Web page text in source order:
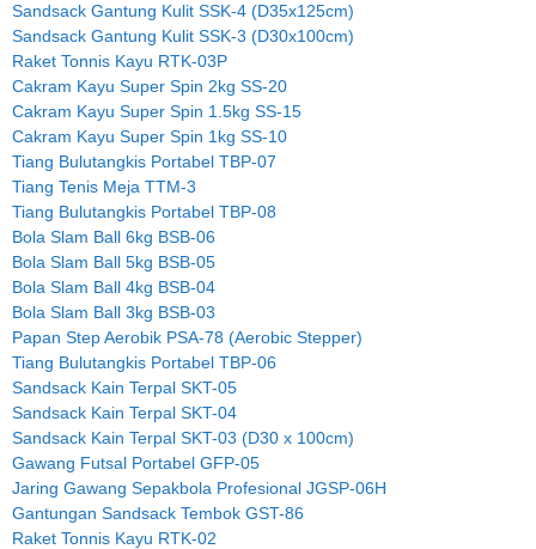
Sandsack Gantung Kulit SSK-4 (D35x125cm)
Sandsack Gantung Kulit SSK-3 (D30x100cm)
Raket Tonnis Kayu RTK-03P
Cakram Kayu Super Spin 2kg SS-20
Cakram Kayu Super Spin 1.5kg SS-15
Cakram Kayu Super Spin 1kg SS-10
Tiang Bulutangkis Portabel TBP-07
Tiang Tenis Meja TTM-3
Tiang Bulutangkis Portabel TBP-08
Bola Slam Ball 6kg BSB-06
Bola Slam Ball 5kg BSB-05
Bola Slam Ball 4kg BSB-04
Bola Slam Ball 3kg BSB-03
Papan Step Aerobik PSA-78 (Aerobic Stepper)
Tiang Bulutangkis Portabel TBP-06
Sandsack Kain Terpal SKT-05
Sandsack Kain Terpal SKT-04
Sandsack Kain Terpal SKT-03 (D30 x 100cm)
Gawang Futsal Portabel GFP-05
Jaring Gawang Sepakbola Profesional JGSP-06H
Gantungan Sandsack Tembok GST-86
Raket Tonnis Kayu RTK-02